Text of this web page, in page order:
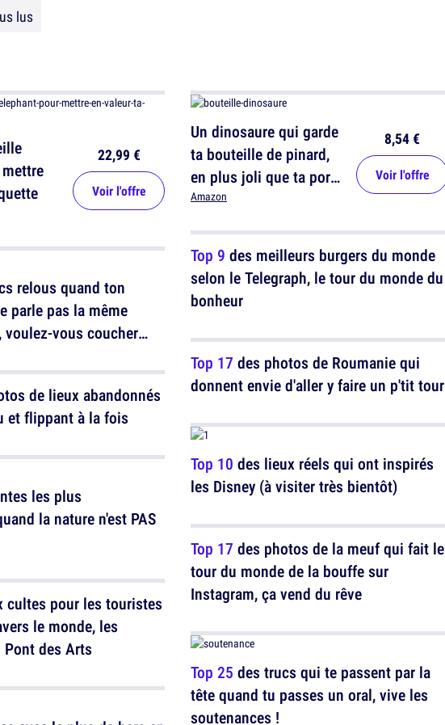
lus
22,99 €
Voir l'offre
relous quand ton
parle pas la même
voulez-vous coucher
de lieux abandonnés
et flippant à la fois
les plus
la nature n'est PAS
cultes pour les touristes
le monde, les
des Arts
Un dinosaure qui garde
ta bouteille de pinard,
en plus joli que ta porte
de frigo
Amazon
8,54 €
Voir l'offre
Top 9 des meilleurs burgers du monde
selon le Telegraph, le tour du monde du
bonheur
Top 17 des photos de Roumanie qui
donnent envie d'aller y faire un p'tit tour
Top 10 des lieux réels qui ont inspirés
les Disney (à visiter très bientôt)
Top 17 des photos de la meuf qui fait le
tour du monde de la bouffe sur
Instagram, ça vend du rêve
Top 25 des trucs qui te passent par la
tête quand tu passes un oral, vive les
soutenances !